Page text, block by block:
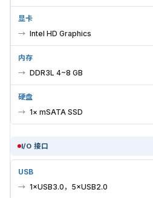
显卡
Intel HD Graphics
内存
DDR3L 4~8 GB
硬盘
1× mSATA SSD
I/O 接口
USB
1×USB3.0，5×USB2.0